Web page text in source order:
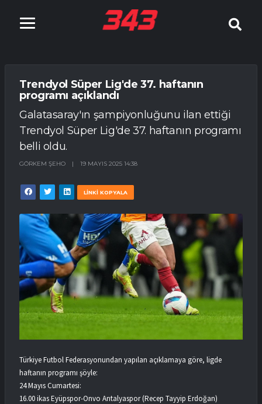
Trendyol Süper Lig'de 37. haftanın
programı açıklandı
Galatasaray'ın şampiyonluğunu ilan ettiği
Trendyol Süper Lig'de 37. haftanın programı
belli oldu.
GÖRKEM ŞEHO | 19 MAYIS 2025 14:38
LİNKİ KOPYALA
Türkiye Futbol Federasyonundan yapılan açıklamaya göre, ligde
haftanın programı şöyle:
24 Mayıs Cumartesi:
16.00 ikas Eyüpspor-Onvo Antalyaspor (Recep Tayyip Erdoğan)